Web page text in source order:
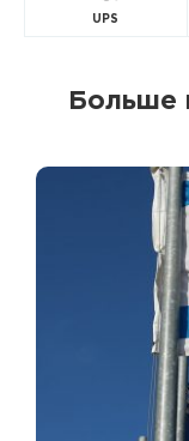
UPS
Больше